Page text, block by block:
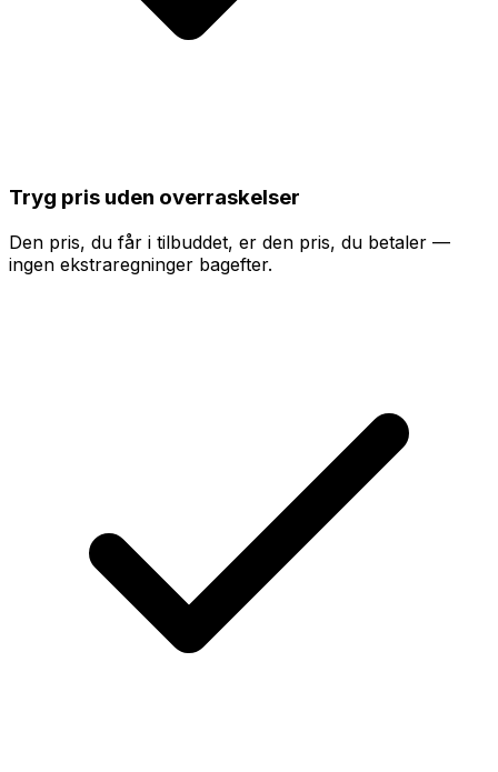
Tryg pris uden overraskelser
Den pris, du får i tilbuddet, er den pris, du betaler —
ingen ekstraregninger bagefter.